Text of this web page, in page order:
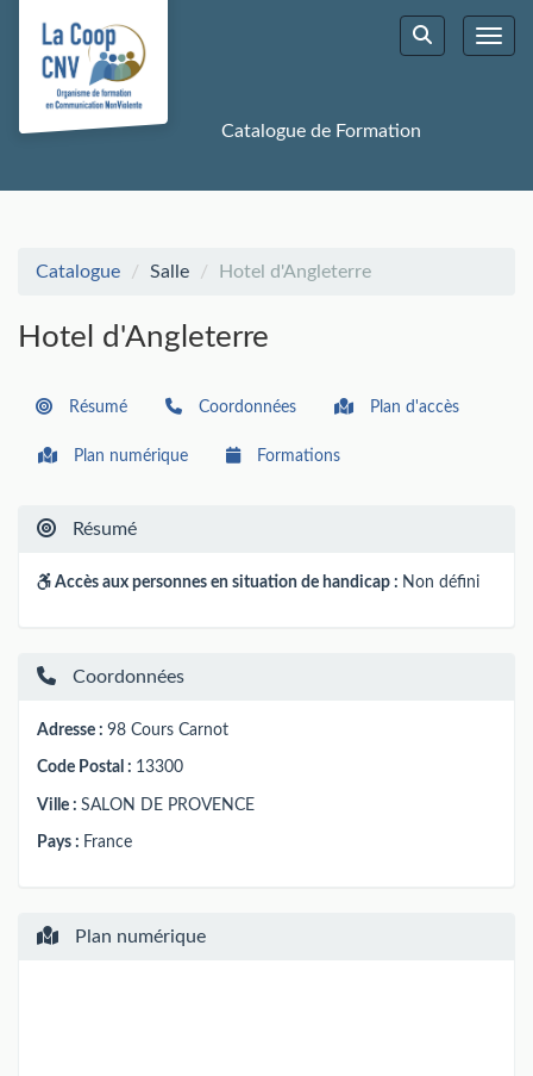
Aller au menu principal
Aller au contenu principal
Personnaliser l'interface
Rechercher
Catalogue de Formation
Catalogue Salle Hotel d'Angleterre
Hotel d'Angleterre
Résumé Coordonnées Plan d'accès
Plan numérique Formations
Résumé
Accès aux personnes en situation de handicap : Non défini
Coordonnées
Adresse : 98 Cours Carnot
Code Postal : 13300
Ville : SALON DE PROVENCE
Pays : France
Plan numérique